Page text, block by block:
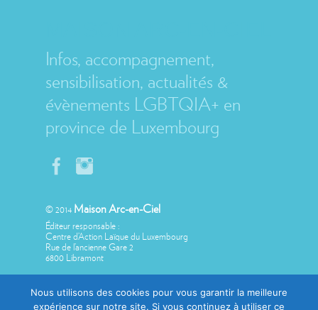
Infos, accompagnement,
sensibilisation, actualités &
évènements LGBTQIA+ en
province de Luxembourg
© 2014 Maison Arc-en-Ciel
Éditeur responsable :
Centre d’Action Laïque du Luxembourg
Rue de l’ancienne Gare 2
6800 Libramont
Nous utilisons des cookies pour vous garantir la meilleure
expérience sur notre site. Si vous continuez à utiliser ce